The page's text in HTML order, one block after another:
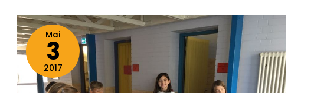
Mai
3
2017